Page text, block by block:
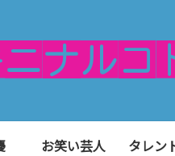
お笑い芸人 タレン